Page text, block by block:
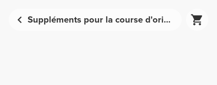
Suppléments pour la course d'orientation - Nutrition sportive | Prozis